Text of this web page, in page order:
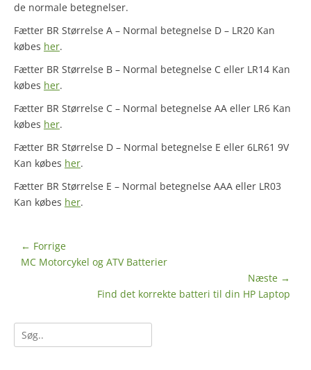
de normale betegnelser.
Fætter BR Størrelse A – Normal betegnelse D – LR20 Kan
købes her.
Fætter BR Størrelse B – Normal betegnelse C eller LR14 Kan
købes her.
Fætter BR Størrelse C – Normal betegnelse AA eller LR6 Kan
købes her.
Fætter BR Størrelse D – Normal betegnelse E eller 6LR61 9V
Kan købes her.
Fætter BR Størrelse E – Normal betegnelse AAA eller LR03
Kan købes her.
Indlægsnavigation
← Forrige
Forrige
MC Motorcykel og ATV Batterier
Næste →
Find det korrekte batteri til din HP Laptop
Søg
efter: